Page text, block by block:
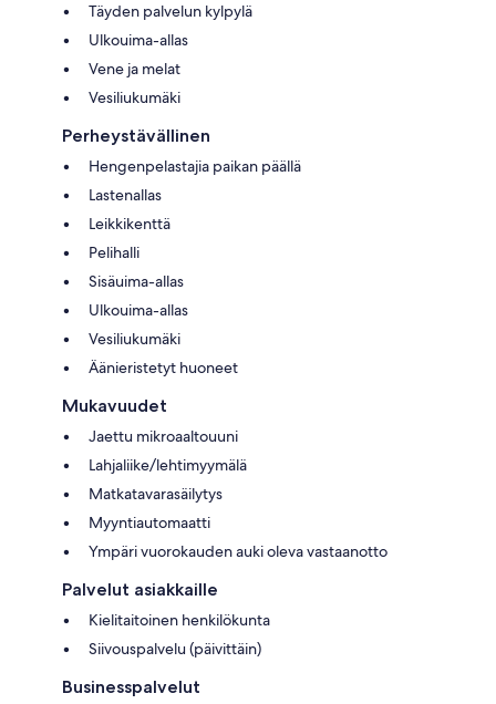
Täyden palvelun kylpylä
Ulkouima-allas
Vene ja melat
Vesiliukumäki
Perheystävällinen
Hengenpelastajia paikan päällä
Lastenallas
Leikkikenttä
Pelihalli
Sisäuima-allas
Ulkouima-allas
Vesiliukumäki
Äänieristetyt huoneet
Mukavuudet
Jaettu mikroaaltouuni
Lahjaliike/lehtimyymälä
Matkatavarasäilytys
Myyntiautomaatti
Ympäri vuorokauden auki oleva vastaanotto
Palvelut asiakkaille
Kielitaitoinen henkilökunta
Siivouspalvelu (päivittäin)
Businesspalvelut